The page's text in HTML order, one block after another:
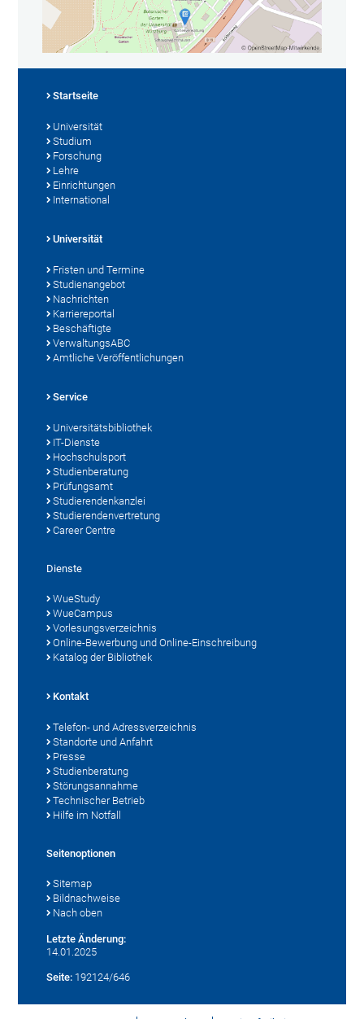
Startseite
Universität
Studium
Forschung
Lehre
Einrichtungen
International
Universität
Fristen und Termine
Studienangebot
Nachrichten
Karriereportal
Beschäftigte
VerwaltungsABC
Amtliche Veröffentlichungen
Service
Universitätsbibliothek
IT-Dienste
Hochschulsport
Studienberatung
Prüfungsamt
Studierendenkanzlei
Studierendenvertretung
Career Centre
Dienste
WueStudy
WueCampus
Vorlesungsverzeichnis
Online-Bewerbung und Online-Einschreibung
Katalog der Bibliothek
Kontakt
Telefon- und Adressverzeichnis
Standorte und Anfahrt
Presse
Studienberatung
Störungsannahme
Technischer Betrieb
Hilfe im Notfall
Seitenoptionen
Sitemap
Bildnachweise
Nach oben
Letzte Änderung:
14.01.2025
Seite: 192124/646